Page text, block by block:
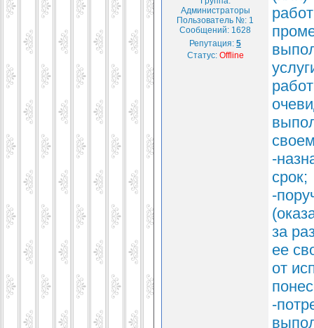
Администраторы
Пользователь №: 1
Сообщений: 1628
Репутация: 5
Статус: Offline
-
срок;
-
за
ее
от
-